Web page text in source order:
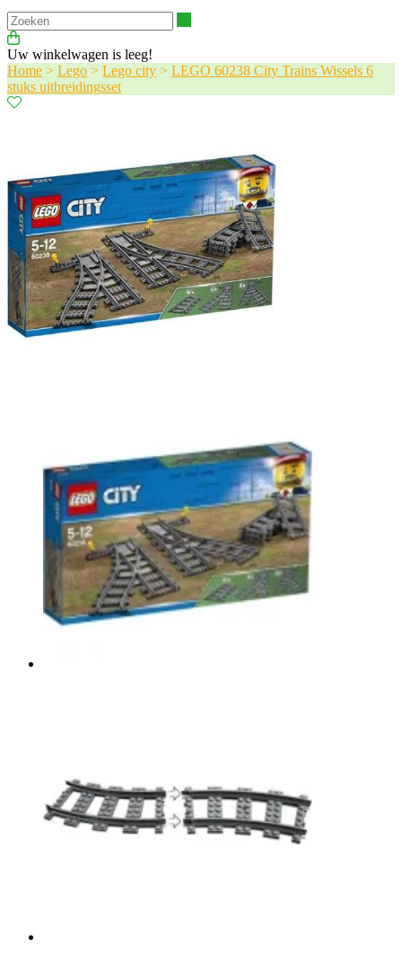
Uw winkelwagen is leeg!
Home > Lego > Lego city > LEGO 60238 City Trains Wissels 6
stuks uitbreidingsset